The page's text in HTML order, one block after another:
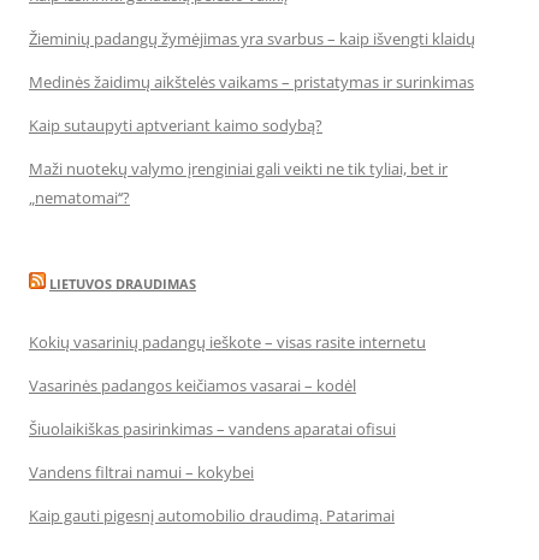
Žieminių padangų žymėjimas yra svarbus – kaip išvengti klaidų
Medinės žaidimų aikštelės vaikams – pristatymas ir surinkimas
Kaip sutaupyti aptveriant kaimo sodybą?
Maži nuotekų valymo įrenginiai gali veikti ne tik tyliai, bet ir
„nematomai‘‘?
LIETUVOS DRAUDIMAS
Kokių vasarinių padangų ieškote – visas rasite internetu
Vasarinės padangos keičiamos vasarai – kodėl
Šiuolaikiškas pasirinkimas – vandens aparatai ofisui
Vandens filtrai namui – kokybei
Kaip gauti pigesnį automobilio draudimą. Patarimai